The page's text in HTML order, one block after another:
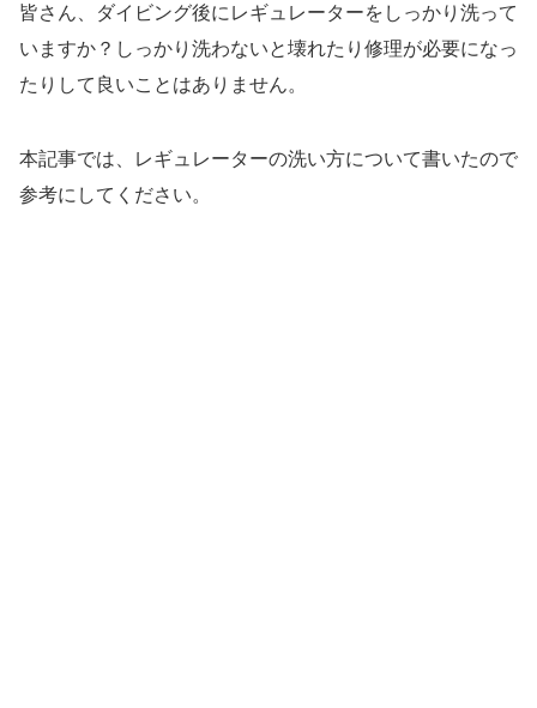
皆さん、ダイビング後にレギュレーターをしっかり洗って
いますか？しっかり洗わないと壊れたり修理が必要になっ
たりして良いことはありません。
本記事では、レギュレーターの洗い方について書いたので
参考にしてください。